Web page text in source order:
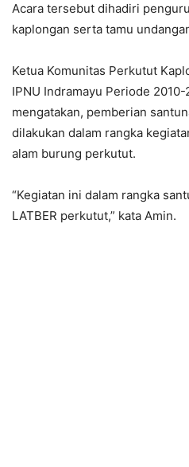
Acara tersebut dihadiri
kaplongan serta tamu
Ketua Komunitas Perkutut
IPNU Indramayu Periode
mengatakan, pemberian
dilakukan dalam rangka
alam burung perkutut.
“Kegiatan ini dalam rangka
LATBER perkutut,” kata Amin.